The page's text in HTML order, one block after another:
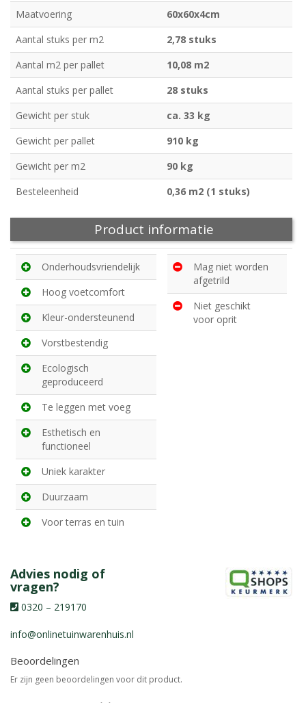
Maatvoering
60x60x4cm
Aantal stuks per m2
2,78 stuks
Aantal m2 per pallet
10,08 m2
Aantal stuks per pallet
28 stuks
Gewicht per stuk
ca. 33 kg
Gewicht per pallet
910 kg
Gewicht per m2
90 kg
Besteleenheid
0,36 m2 (1 stuks)
Product informatie
Onderhoudsvriendelijk
Hoog voetcomfort
Kleur-ondersteunend
Vorstbestendig
Ecologisch
geproduceerd
Te leggen met voeg
Esthetisch en
functioneel
Uniek karakter
Duurzaam
Voor terras en tuin
Mag niet worden
afgetrild
Niet geschikt
voor oprit
Advies nodig of
vragen?
0320 – 219170
info@onlinetuinwarenhuis.nl
Beoordelingen
Er zijn geen beoordelingen voor dit product.